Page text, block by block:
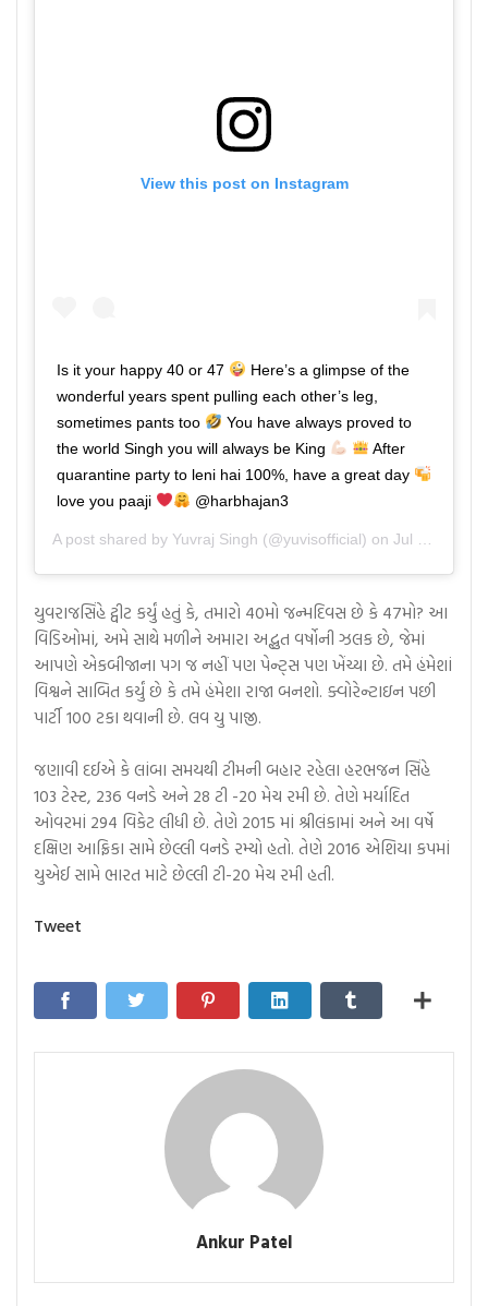
View this post on Instagram
Is it your happy 40 or 47
Here’s a glimpse of the
wonderful years spent pulling each other’s leg,
sometimes pants too
You have always proved to
the world Singh you will always be King
After
quarantine party to leni hai 100%, have a great day
love you paaji
@harbhajan3
A post shared by Yuvraj Singh (@yuvisofficial) on Jul 2, 2020 at 9:58pm PDT
યુવરાજસિંહે ટ્વીટ કર્યું હતું કે, તમારો 40મો જન્મદિવસ છે કે 47મો? આ
વિડિઓમાં, અમે સાથે મળીને અમારા અદ્ભુત વર્ષોની ઝલક છે, જેમાં
આપણે એકબીજાના પગ જ નહીં પણ પેન્ટ્સ પણ ખેંચ્યા છે. તમે હંમેશાં
વિશ્વને સાબિત કર્યું છે કે તમે હંમેશા રાજા બનશો. ક્વોરેન્ટાઇન પછી
પાર્ટી 100 ટકા થવાની છે. લવ યુ પાજી.
જણાવી દઈએ કે લાંબા સમયથી ટીમની બહાર રહેલા હરભજન સિંહે
103 ટેસ્ટ, 236 વનડે અને 28 ટી -20 મેચ રમી છે. તેણે મર્યાદિત
ઓવરમાં 294 વિકેટ લીધી છે. તેણે 2015 માં શ્રીલંકામાં અને આ વર્ષે
દક્ષિણ આફ્રિકા સામે છેલ્લી વનડે રમ્યો હતો. તેણે 2016 એશિયા કપમાં
યુએઈ સામે ભારત માટે છેલ્લી ટી-20 મેચ રમી હતી.
Tweet
Ankur Patel